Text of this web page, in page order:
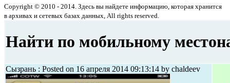
Copyright © 2010 - 2014. Здесь вы найдете информацию, которая хранится
в архивах и сетевых базах данных, All rights reserved.
Найти по мобильному
Сызрань : Posted on 16 апреля 2014 09:13:14 by chaldeev